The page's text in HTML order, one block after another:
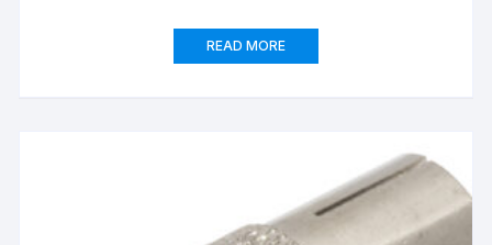
READ MORE